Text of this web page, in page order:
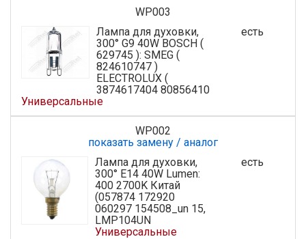
WP003
Лампа для духовки,
300° G9 40W BOSCH (
629745 ): SMEG (
824610747 )
ELECTROLUX (
3874617404 80856410
Универсальные
есть
WP002
показать замену / аналог
Лампа для духовки,
300° E14 40W Lumen:
400 2700K Китай
(057874 172920
060297 154508_un 15,
LMP104UN
Универсальные
есть